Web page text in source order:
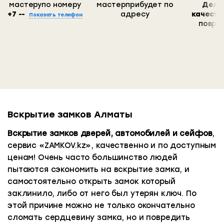
мастерупо номеру
+7 --
Показать телефон
мастерприбудет по
адресу
Вскрытие замков Алматы
Вскрытие замков дверей, автомобилей и сейфов,
сервис «ZAMKOV.kz», качественно и по доступным
ценам! Очень часто большинство людей
пытаются сэкономить на вскрытие замка, и
самостоятельно открыть замок который
заклинило, либо от него был утерян ключ. По
этой причине можно не только окончательно
сломать сердцевину замка, но и повредить
3 главных проблемы, которые присутствуют
1. ЧАСТНИКИ
Бывает так, что частник без офиса, официально
зарегистрированной компании предоставит
услугу по вскрытию или установке замка
некачественно. При возникновении первых
проблем, Вы не сможете до него дозвониться и
Вскрываем замок без повреждений полотна
Прекрасно понимает, как вмятина, либо
царапина на краске двери или автомобиля
раздражает. И как порой дорого ее убрать.
Поэтому наши мастера всегда работают
аккуратно.
Используем для вскрытия замков только